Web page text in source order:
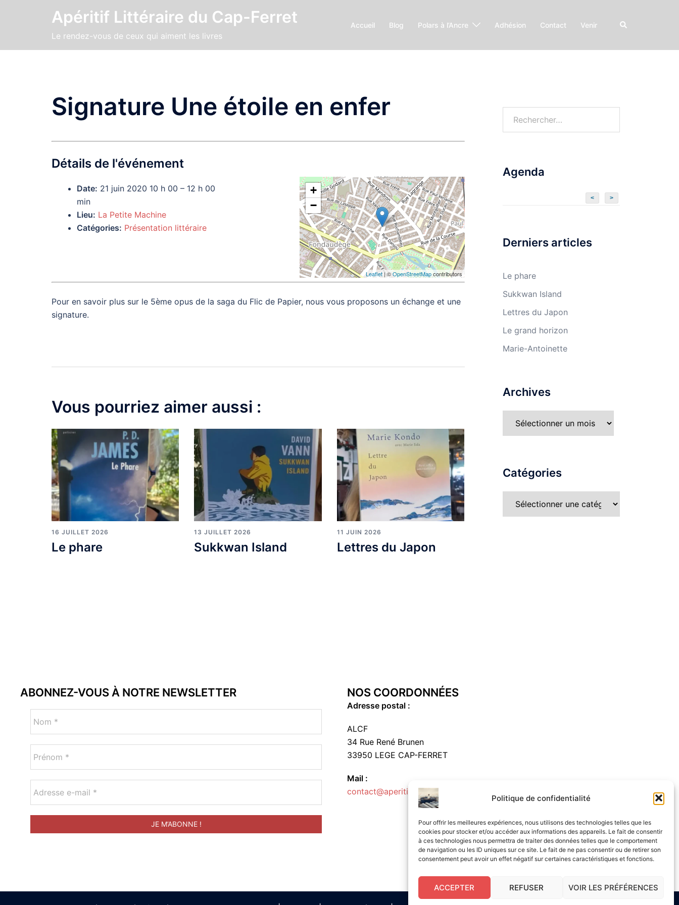
Politique de confidentialité
Pour offrir les meilleures expériences, nous utilisons des technologies telles que les
cookies pour stocker et/ou accéder aux informations des appareils. Le fait de consentir
à ces technologies nous permettra de traiter des données telles que le comportement
de navigation ou les ID uniques sur ce site. Le fait de ne pas consentir ou de retirer son
consentement peut avoir un effet négatif sur certaines caractéristiques et fonctions.
ACCEPTER REFUSER VOIR LES PRÉFÉRENCES
Apéritif Littéraire du Cap-Ferret
Le rendez-vous de ceux qui aiment les livres
Accueil Blog Polars à l’Ancre Adhésion Contact Venir Rechercher
Signature Une étoile en enfer
Détails de l'événement
Date: 21 juin 2020 10 h 00 – 12 h 00
min
Lieu: La Petite Machine
Catégories: Présentation littéraire
+
−
Leaflet| ©OpenStreetMapcontributors
Pour en savoir plus sur le 5ème opus de la saga du Flic de Papier, nous vous proposons un échange et une
signature.
d’article
Vous pourriez aimer aussi :
16 JUILLET 2026
Le phare
13 JUILLET 2026
Sukkwan Island
11 JUIN 2026
Lettres du Japon
Agenda
< >
Derniers articles
Le phare
Sukkwan Island
Lettres du Japon
Le grand horizon
Marie-Antoinette
Archives
Catégories
ABONNEZ-VOUS À NOTRE NEWSLETTER NOS COORDONNÉES
Adresse postal :
ALCF
34 Rue René Brunen
33950 LEGE CAP-FERRET
Mail :
contact@aperitif-litteraire-cap-ferret.fr